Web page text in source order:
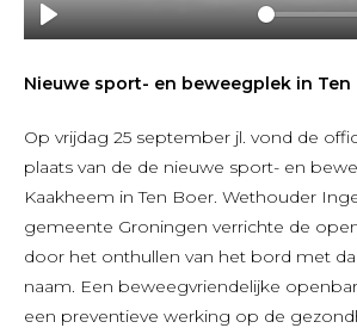
Play
Nieuwe sport- en beweegplek in Ten
Op vrijdag 25 september jl. vond de
plaats van de de nieuwe sport- en
Kaakheem in Ten Boer. Wethouder
gemeente Groningen verrichte de
door het onthullen van het bord met
naam. Een beweegvriendelijke
een preventieve werking op de